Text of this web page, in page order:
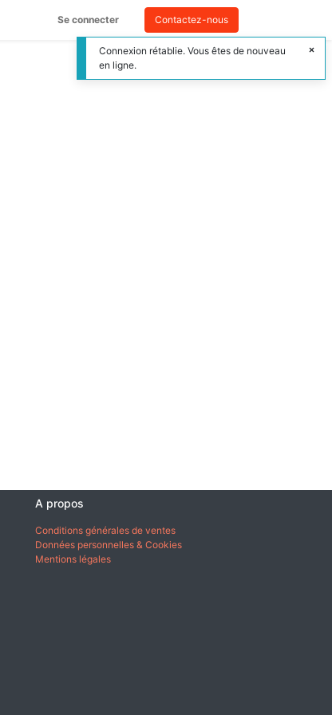
Se connecter Contactez-nous
A propos
Conditions générales de ventes
Données personnelles & Cookies
Mentions légales
Connexion rétablie. Vous êtes de nouveau
en ligne.